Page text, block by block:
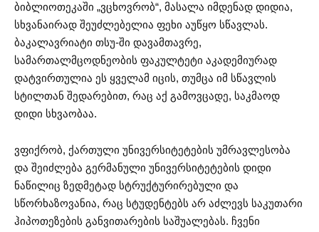
ბიბლიოთეკაში „ვცხოვრობ“, მასალა იმდენად დიდია,
სხვანაირად შეუძლებელია ფეხი აუწყო სწავლას.
ბაკალავრიატი თსუ-ში დავამთავრე,
სამართალმცოდნეობის ფაკულტეტი აკადემიურად
დატვირთულია ეს ყველამ იცის, თუმცა იმ სწავლის
სტილთან შედარებით, რაც აქ გამოვცადე, საკმაოდ
დიდი სხვაობაა.
ვფიქრობ, ქართული უნივერსიტეტების უმრავლესობა
და შეიძლება გერმანული უნივერსიტეტების დიდი
ნაწილიც ზედმეტად სტრუქტურირებული და
სწორხაზოვანია, რაც სტუდენტებს არ აძლევს საკუთარი
ჰიპოთეზების განვითარების საშუალებას. ჩვენი